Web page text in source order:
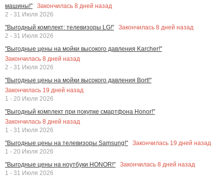
машины!"
Закончилась 8 дней назад
2 - 31 Июля 2026
"Выгодный комплект: телевизоры LG!"
Закончилась 8 дней назад
2 - 31 Июля 2026
"Выгодные цены на мойки высокого давления Karcher!"
Закончилась 8 дней назад
2 - 31 Июля 2026
"Выгодные цены на мойки высокого давления Bort!"
Закончилась 19 дней назад
1 - 20 Июля 2026
"Выгодный комплект при покупке смартфона Honor!"
Закончилась 8 дней назад
1 - 31 Июля 2026
"Выгодные цены на телевизоры Samsung!"
Закончилась 19 дней назад
1 - 20 Июля 2026
"Выгодные цены на ноутбуки HONOR!"
Закончилась 8 дней назад
1 - 31 Июля 2026